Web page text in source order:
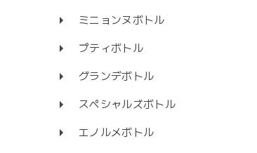
ミニョンヌボトル
プティボトル
グランデボトル
スペシャルズボトル
エノルメボトル